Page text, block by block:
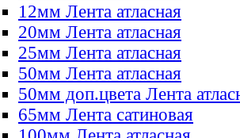
12мм Лента атласная
20мм Лента атласная
25мм Лента атласная
50мм Лента атласная
50мм доп.цвета Лента
65мм Лента сатиновая